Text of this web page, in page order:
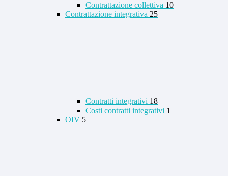
Contrattazione collettiva 10
Contrattazione integrativa 25
Contratti integrativi 18
Costi contratti integrativi 1
OIV 5